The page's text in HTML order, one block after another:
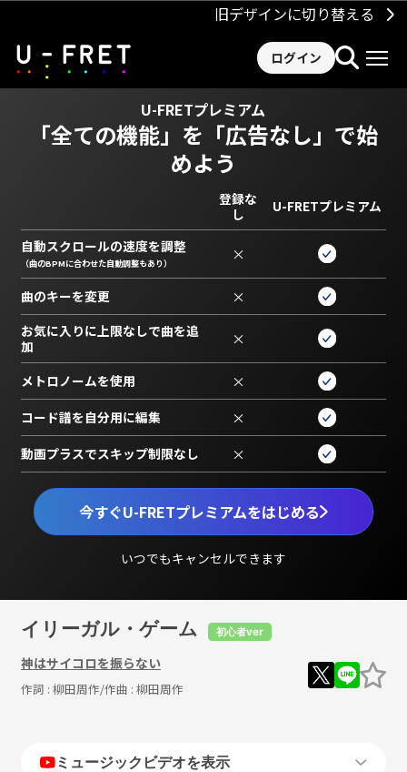
旧デザインに切り替える
ログイン
U-FRETプレミアム
「全ての機能」を 「広告なし」で始
めよう
今すぐU-FRETプレミアムをはじめる
いつでもキャンセルできます
登録な
し
U-FRETプレミアム
自動スクロールの速度を調整
（曲のBPMに合わせた自動調整もあり） ×
曲のキーを変更 ×
お気に入りに上限なしで曲を追
加
×
メトロノームを使用 ×
コード譜を自分用に編集 ×
動画プラスでスキップ制限なし ×
イリーガル・ゲーム 初心者ver
神はサイコロを振らない
作詞 : 柳田周作/作曲 : 柳田周作
ミュージックビデオを表示